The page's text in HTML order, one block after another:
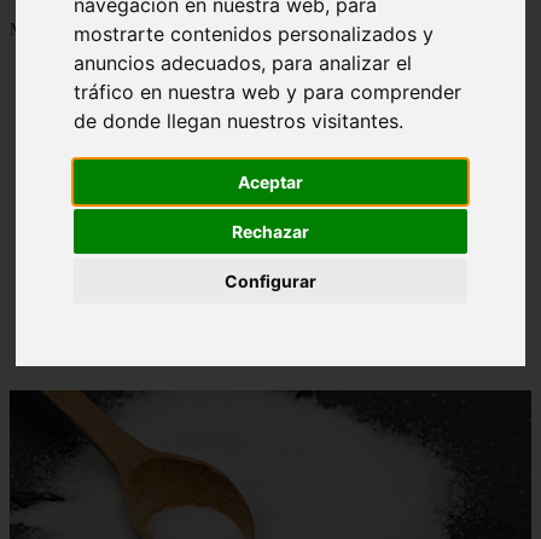
mostrarte contenidos personalizados y
anuncios adecuados, para analizar el
tráfico en nuestra web y para comprender
de donde llegan nuestros visitantes.
Aceptar
Rechazar
Configurar
Mostrando 1 - 24 de 1288 artículos
Contraindicaciones del espino amarillo: conocelas
ahora